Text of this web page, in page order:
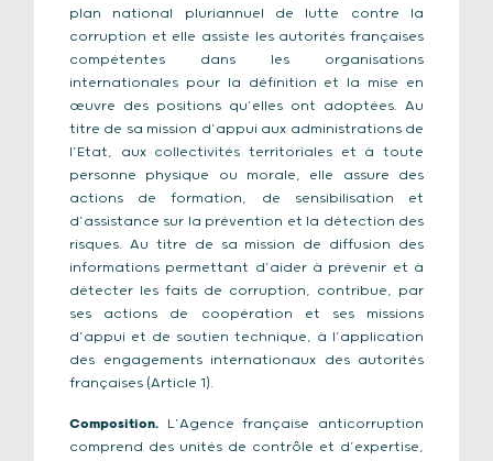
plan national pluriannuel de lutte contre la
corruption et elle assiste les autorités françaises
compétentes dans les organisations
internationales pour la définition et la mise en
œuvre des positions qu’elles ont adoptées. Au
titre de sa mission d’appui aux administrations de
l’Etat, aux collectivités territoriales et à toute
personne physique ou morale, elle assure des
actions de formation, de sensibilisation et
d’assistance sur la prévention et la détection des
risques. Au titre de sa mission de diffusion des
informations permettant d’aider à prévenir et à
détecter les faits de corruption, contribue, par
ses actions de coopération et ses missions
d’appui et de soutien technique, à l’application
des engagements internationaux des autorités
françaises (Article 1).
Composition. L’Agence française anticorruption
comprend des unités de contrôle et d’expertise,